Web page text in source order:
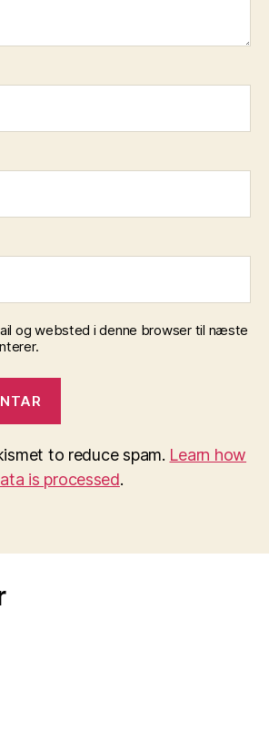
og websted i denne browser til næste
to reduce spam. Learn how
is processed.